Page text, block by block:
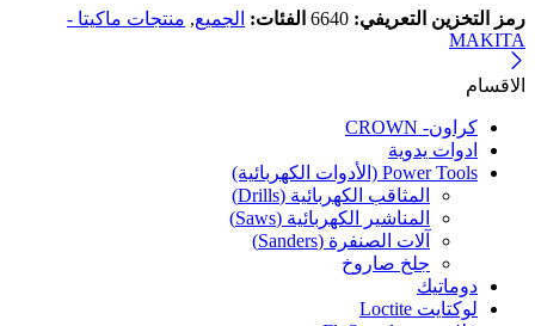
رمز التخزين التعريفي: 6640 الفئات: الجميع, منتجات ماكيتا -
MAKITA
الاقسام
كراون- CROWN
ادوات يدوية
Power Tools (الأدوات الكهربائية)
المثاقب الكهربائية (Drills)
المناشير الكهربائية (Saws)
آلات الصنفرة (Sanders)
جلخ صاروخ
دوماتيك
لوكتايت Loctite